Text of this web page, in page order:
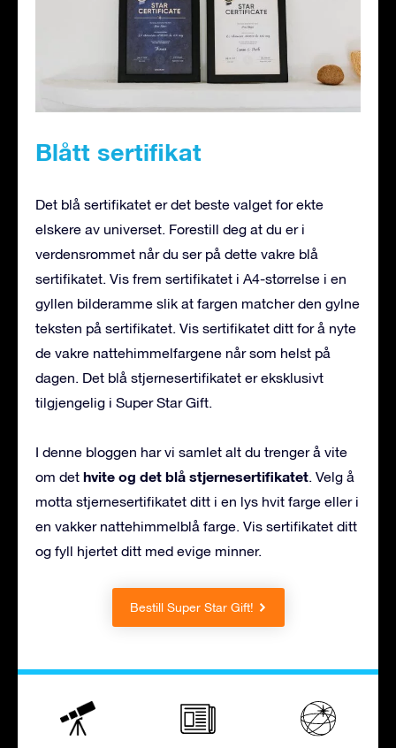
Blått sertifikat
Det blå sertifikatet er det beste valget for ekte
elskere av universet. Forestill deg at du er i
verdensrommet når du ser på dette vakre blå
sertifikatet. Vis frem sertifikatet i A4-størrelse i en
gyllen bilderamme slik at fargen matcher den gylne
teksten på sertifikatet. Vis sertifikatet ditt for å nyte
de vakre nattehimmelfargene når som helst på
dagen. Det blå stjernesertifikatet er eksklusivt
tilgjengelig i Super Star Gift.
I denne bloggen har vi samlet alt du trenger å vite
om det hvite og det blå stjernesertifikatet. Velg å
motta stjernesertifikatet ditt i en lys hvit farge eller i
en vakker nattehimmelblå farge. Vis sertifikatet ditt
og fyll hjertet ditt med evige minner.
Bestill Super Star Gift!